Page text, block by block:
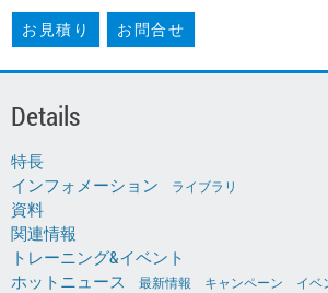
お見積り お問合せ
Details
特長
インフォメーション
ライブラリ
資料
関連情報
トレーニング&イベント
ホットニュース
最新情報 キャンペーン イベ